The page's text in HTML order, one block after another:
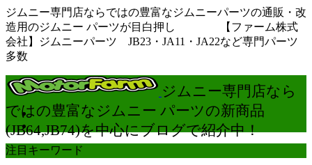
ジムニー専門店ならではの豊富なジムニーパーツの通販・改
造用のジムニー パーツが目白押し 【ファーム株式
会社】ジムニーパーツ JB23・JA11・JA22など専門パーツ
多数
ジムニー専門店なら
ではの豊富なジムニー パーツの新商品
(JB64,JB74)を中心にブログで紹介中！
注目キーワード